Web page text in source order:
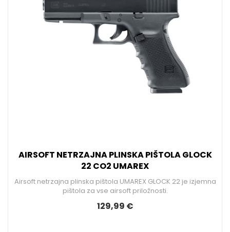
AIRSOFT NETRZAJNA PLINSKA PIŠTOLA GLOCK
22 CO2 UMAREX
Airsoft netrzajna plinska pištola UMAREX GLOCK 22 je izjemna
pištola za vse airsoft priložnosti.
129,99 €